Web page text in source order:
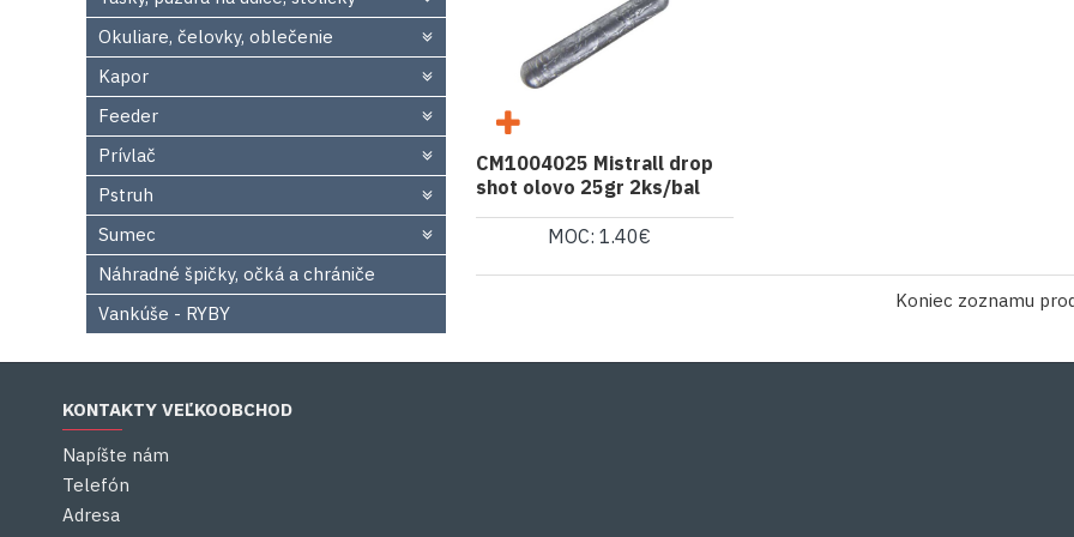
Okuliare, čelovky, oblečenie
Kapor
Feeder
Prívlač
Pstruh
Sumec
Náhradné špičky, očká a chrániče
Vankúše - RYBY
CM1004025 Mistrall drop
shot olovo 25gr 2ks/bal
MOC: 1.40€
Koniec zoznamu
KONTAKTY VEĽKOOBCHOD
Napíšte nám
Telefón
Adresa